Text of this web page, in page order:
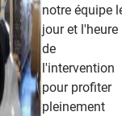
notre équipe
jour et l'heure
de
l'intervention
pour profiter
pleinement